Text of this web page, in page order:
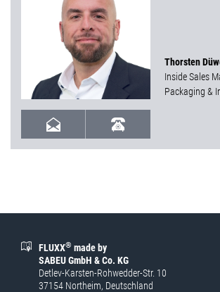
Thorsten
Inside Sales
Packaging &
FLUXX® made by
SABEU GmbH & Co. KG
Detlev-Karsten-Rohwedder-Str. 10
37154 Northeim, Deutschland